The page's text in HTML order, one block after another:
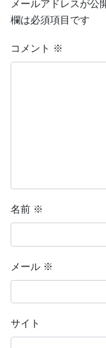
メールアドレスが公
欄は必須項目です
コメント ※
名前 ※
メール ※
サイト